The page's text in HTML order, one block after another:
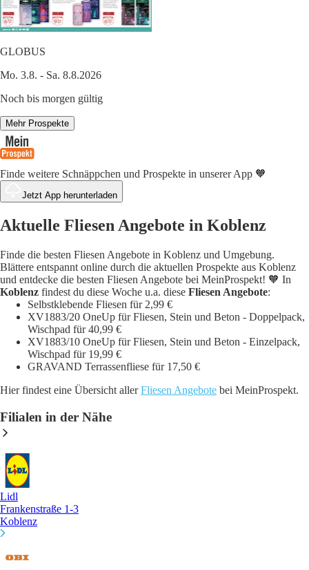
GLOBUS
Mo. 3.8. - Sa. 8.8.2026
Noch bis morgen gültig
Mehr Prospekte
Finde weitere Schnäppchen und Prospekte in unserer App 🧡
Jetzt App herunterladen
Aktuelle Fliesen Angebote in Koblenz
Finde die besten Fliesen Angebote in Koblenz und Umgebung.
Blättere entspannt online durch die aktuellen Prospekte aus Koblenz
und entdecke die besten Fliesen Angebote bei MeinProspekt! 🧡 In
Koblenz findest du diese Woche u.a. diese Fliesen Angebote:
Selbstklebende Fliesen für 2,99 €
XV1883/20 OneUp für Fliesen, Stein und Beton - Doppelpack,
Wischpad für 40,99 €
XV1883/10 OneUp für Fliesen, Stein und Beton - Einzelpack,
Wischpad für 19,99 €
GRAVAND Terrassenfliese für 17,50 €
Hier findest eine Übersicht allerFliesen Angebote bei MeinProspekt.
Filialen in der Nähe
Lidl
Frankenstraße 1-3
Koblenz